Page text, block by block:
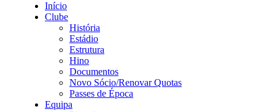
Início
Clube
História
Estádio
Estrutura
Hino
Documentos
Novo Sócio/Renovar Quotas
Passes de Época
Equipa